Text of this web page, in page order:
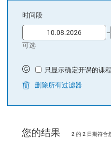
威胁分析和风
需求管理
网络安全要求
系统设计
时间段
Date Picker
–
可选
只显示确定开课的课程排期
只显示确定开课的课
删除所有过滤器
您的结果 2 的 2 日期符合